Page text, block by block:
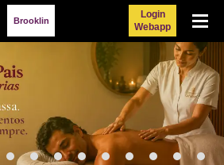
Login
WebappMenu
Brooklin